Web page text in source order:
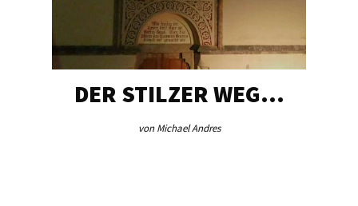
DER STILZER WEG…
von Michael Andres